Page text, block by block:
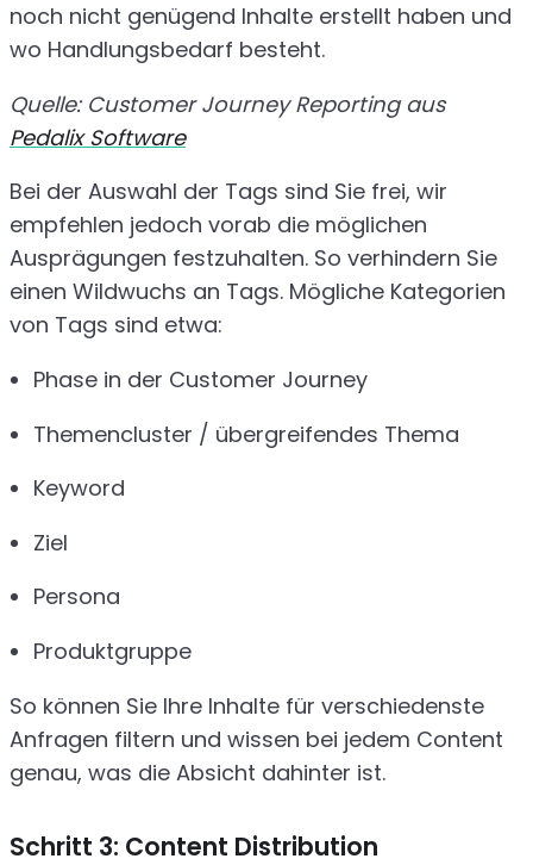
noch nicht genügend Inhalte erstellt haben und
wo Handlungsbedarf besteht.
Quelle: Customer Journey Reporting aus
Pedalix Software
Bei der Auswahl der Tags sind Sie frei, wir
empfehlen jedoch vorab die möglichen
Ausprägungen festzuhalten. So verhindern Sie
einen Wildwuchs an Tags. Mögliche Kategorien
von Tags sind etwa:
Phase in der Customer Journey
Themencluster / übergreifendes Thema
Keyword
Ziel
Persona
Produktgruppe
So können Sie Ihre Inhalte für verschiedenste
Anfragen filtern und wissen bei jedem Content
genau, was die Absicht dahinter ist.
Schritt 3: Content Distribution